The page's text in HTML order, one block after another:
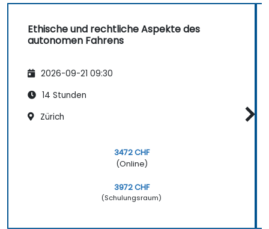
Ethische und rechtliche Aspekte des
autonomen Fahrens
2026-09-21 09:30
14 Stunden
Zürich
3472 CHF
(Online)
3972 CHF
(Schulungsraum)